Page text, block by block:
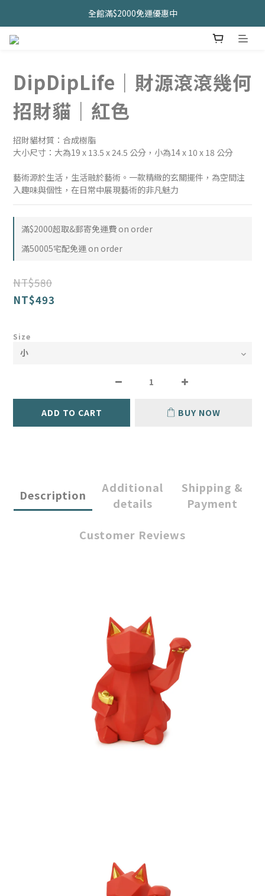
久坐神器>>坐&靠墊組合只要$1488
全館滿$2000免運優惠中
DipDipLife｜財源滾滾幾何
招財貓｜紅色
招財貓材質：合成樹脂
大小尺寸：大為19 x 13.5 x 24.5 公分，小為14 x 10 x 18 公分
藝術源於生活，生活融於藝術。一款精緻的玄關擺件，為空間注
入趣味與個性，在日常中展現藝術的非凡魅力
滿$2000超取&郵寄免運費 on order
滿50005宅配免運 on order
NT$580
NT$493
Size
ADD TO CART BUY NOW
Description
Additional
details
Shipping &
Payment
Customer Reviews